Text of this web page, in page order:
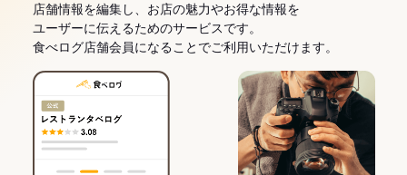
店舗情報を編集し、お店の魅力やお得な情報を
ユーザーに伝えるためのサービスです。
食べログ店舗会員になることでご利用いただけます。